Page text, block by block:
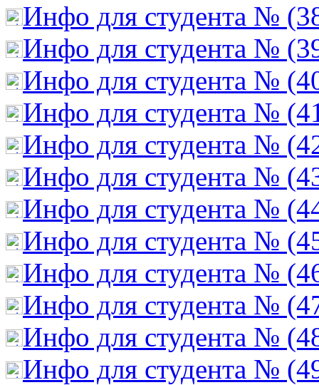
Инфо для студента №
Инфо для студента №
Инфо для студента №
Инфо для студента №
Инфо для студента №
Инфо для студента №
Инфо для студента №
Инфо для студента №
Инфо для студента №
Инфо для студента №
Инфо для студента №
Инфо для студента №